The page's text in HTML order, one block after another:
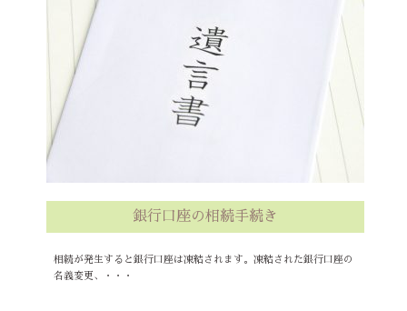
銀行口座の相続手続き
相続が発生すると銀行口座は凍結されます。凍結された銀行口座の
名義変更、・・・